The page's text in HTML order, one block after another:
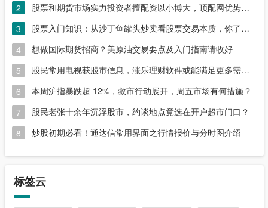
2
股票和期货市场实力投资者擅配资以小博大，顶配网优势尽显
3
股票入门知识：从沙丁鱼罐头炒卖看股票交易本质，你了解吗？
4
想做国际期货招商？美原油交易要点及入门指南请收好
5
股民常用电视获股市信息，涨乐理财软件或能满足更多需求？
6
本周沪指暴跌超 12%，救市行动展开，周五市场有何措施？
7
股民老张十余年沉浮股市，约谈地点竟选在开户超市门口？
8
炒股初期必看！通达信常用界面之行情报价与分时图介绍
标签云